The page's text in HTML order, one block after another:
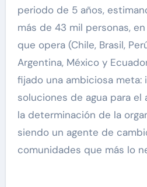
periodo de 5 años,
más de 43 mil personas,
que opera (Chile, Brasil,
Argentina, México y
fijado una ambiciosa meta:
soluciones de agua para
la determinación de la
siendo un agente de
comunidades que más lo